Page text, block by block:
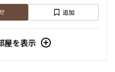
追加
屋を表示